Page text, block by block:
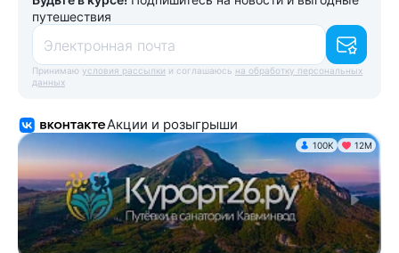
путешествия
Электронная почта
Принимаю условия рассылки и соглашаюсь на обработку персональных
данных
Акции и розыгрыши
100K 12М